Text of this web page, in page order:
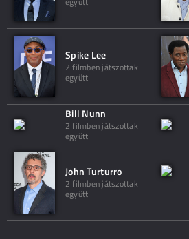
Spike Lee
2 filmben játszottak
együtt
Bill Nunn
2 filmben játszottak
együtt
John Turturro
2 filmben játszottak
együtt